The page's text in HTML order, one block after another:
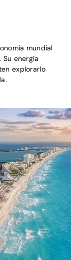
mundial
energía
explorarlo